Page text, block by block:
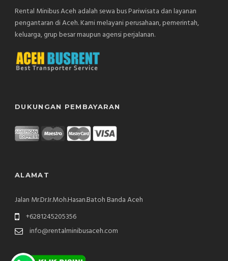
Rental Minibus Aceh adalah sewa bus Pariwisata dan layanan
pengantaran di Aceh. Kami melayani perusahaan, pemerintah,
keluarga, grup besar maupun agensi perjalanan.
DUKUNGAN PEMBAYARAN
ALAMAT
Jalan Mr.Dr.Ir.Moh.Hasan.Batoh Banda Aceh
+6281245205356
info@rentalminibusaceh.com